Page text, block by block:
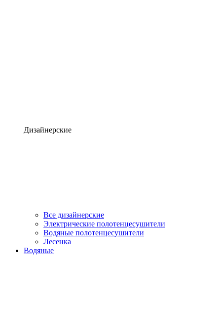
Дизайнерские
Все дизайнерские
Электрические полотенцесушители
Водяные полотенцесушители
Лесенка
Водяные